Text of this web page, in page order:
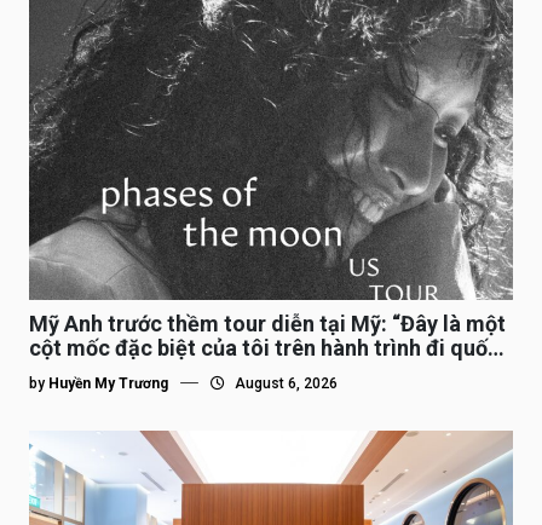
Mỹ Anh trước thềm tour diễn tại Mỹ: “Đây là một
cột mốc đặc biệt của tôi trên hành trình đi quốc
tế”
by Huyền My Trương August 6, 2026